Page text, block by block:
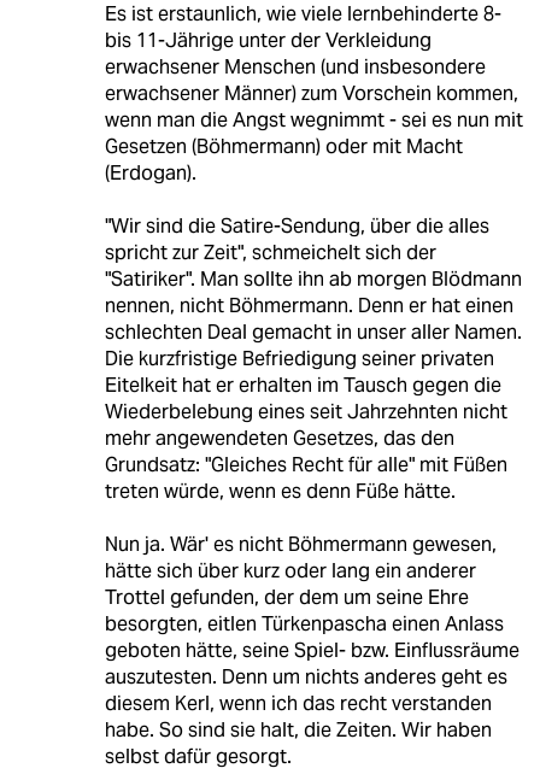
Es ist erstaunlich, wie viele lernbehinderte 8-
bis 11-Jährige unter der Verkleidung
erwachsener Menschen (und insbesondere
erwachsener Männer) zum Vorschein kommen,
wenn man die Angst wegnimmt - sei es nun mit
Gesetzen (Böhmermann) oder mit Macht
(Erdogan).
"Wir sind die Satire-Sendung, über die alles
spricht zur Zeit", schmeichelt sich der
"Satiriker". Man sollte ihn ab morgen Blödmann
nennen, nicht Böhmermann. Denn er hat einen
schlechten Deal gemacht in unser aller Namen.
Die kurzfristige Befriedigung seiner privaten
Eitelkeit hat er erhalten im Tausch gegen die
Wiederbelebung eines seit Jahrzehnten nicht
mehr angewendeten Gesetzes, das den
Grundsatz: "Gleiches Recht für alle" mit Füßen
treten würde, wenn es denn Füße hätte.
Nun ja. Wär' es nicht Böhmermann gewesen,
hätte sich über kurz oder lang ein anderer
Trottel gefunden, der dem um seine Ehre
besorgten, eitlen Türkenpascha einen Anlass
geboten hätte, seine Spiel- bzw. Einflussräume
auszutesten. Denn um nichts anderes geht es
diesem Kerl, wenn ich das recht verstanden
habe. So sind sie halt, die Zeiten. Wir haben
selbst dafür gesorgt.